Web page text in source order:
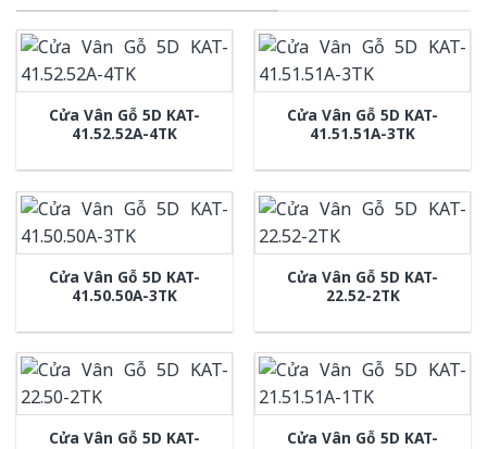
Cửa Vân Gỗ 5D KAT-
41.52.52A-4TK
Cửa Vân Gỗ 5D KAT-
41.51.51A-3TK
Cửa Vân Gỗ 5D KAT-
41.50.50A-3TK
Cửa Vân Gỗ 5D KAT-
22.52-2TK
Cửa Vân Gỗ 5D KAT-
Cửa Vân Gỗ 5D KAT-